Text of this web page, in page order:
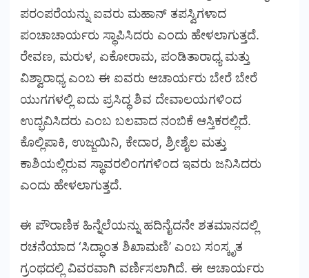
ಪರಂಪರೆಯನ್ನು ಐವರು ಮಹಾನ್ ತಪಸ್ವಿಗಳಾದ
ಪಂಚಾಚಾರ್ಯರು ಸ್ಥಾಪಿಸಿದರು ಎಂದು ಹೇಳಲಾಗುತ್ತದೆ.
ರೇವಣ, ಮರುಳ, ಏಕೋರಾಮ, ಪಂಡಿತಾರಾಧ್ಯ ಮತ್ತು
ವಿಶ್ವಾರಾಧ್ಯ ಎಂಬ ಈ ಐವರು ಆಚಾರ್ಯರು ಬೇರೆ ಬೇರೆ
ಯುಗಗಳಲ್ಲಿ ಐದು ಪ್ರಸಿದ್ಧ ಶಿವ ದೇವಾಲಯಗಳಿಂದ
ಉದ್ಭವಿಸಿದರು ಎಂಬ ಬಲವಾದ ನಂಬಿಕೆ ಆಸ್ತಿಕರಲ್ಲಿದೆ.
ಕೊಲ್ಲಿಪಾಕಿ, ಉಜ್ಜಯಿನಿ, ಕೇದಾರ, ಶ್ರೀಶೈಲ ಮತ್ತು
ಕಾಶಿಯಲ್ಲಿರುವ ಸ್ಥಾವರಲಿಂಗಗಳಿಂದ ಇವರು ಜನಿಸಿದರು
ಎಂದು ಹೇಳಲಾಗುತ್ತದೆ.
ಈ ಪೌರಾಣಿಕ ಹಿನ್ನೆಲೆಯನ್ನು ಹದಿನೈದನೇ ಶತಮಾನದಲ್ಲಿ
ರಚನೆಯಾದ ‘ಸಿದ್ಧಾಂತ ಶಿಖಾಮಣಿ’ ಎಂಬ ಸಂಸ್ಕೃತ
ಗ್ರಂಥದಲ್ಲಿ ವಿವರವಾಗಿ ವರ್ಣಿಸಲಾಗಿದೆ. ಈ ಆಚಾರ್ಯರು